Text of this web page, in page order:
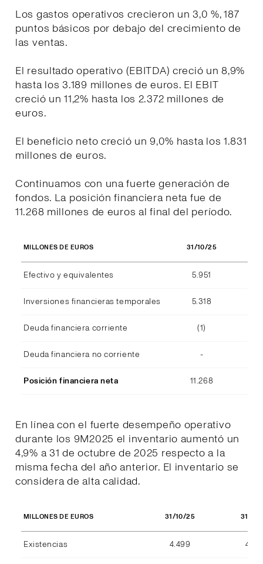
Los gastos operativos crecieron un 3,0 %, 187
puntos básicos por debajo del crecimiento de
las ventas.
El resultado operativo (EBITDA) creció un 8,9%
hasta los 3.189 millones de euros. El EBIT
creció un 11,2% hasta los 2.372 millones de
euros.
El beneficio neto creció un 9,0% hasta los 1.831
millones de euros.
Continuamos con una fuerte generación de
fondos. La posición financiera neta fue de
11.268 millones de euros al final del período.
MILLONES DE EUROS 31/10/25
Efectivo y equivalentes 5.951
Inversiones financieras temporales 5.318
Deuda financiera corriente (1)
Deuda financiera no corriente -
Posición financiera neta 11.268
En línea con el fuerte desempeño operativo
durante los 9M2025 el inventario aumentó un
4,9% a 31 de octubre de 2025 respecto a la
misma fecha del año anterior. El inventario se
considera de alta calidad.
MILLONES DE EUROS 31/10/25 31/
Existencias 4.499